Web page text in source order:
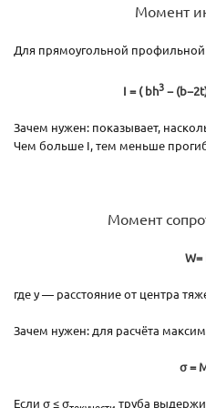
Момент
Для прямоугольной
I = ( bh3−
Зачем нужен: показывает,
Чем больше I, тем меньше
Момент
W=
где y — расстояние от центра
Зачем нужен: для расчёта
σ =
Если σ ≤ σ труба